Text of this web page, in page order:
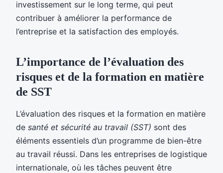
investissement sur le long terme, qui peut
contribuer à améliorer la performance de
l’entreprise et la satisfaction des employés.
L’importance de l’évaluation des
risques et de la formation en matière
de SST
L’évaluation des risques et la formation en matière
de santé et sécurité au travail (SST) sont des
éléments essentiels d’un programme de bien-être
au travail réussi. Dans les entreprises de logistique
internationale, où les tâches peuvent être